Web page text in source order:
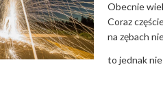
Obecnie
Coraz
na zębach
to jednak